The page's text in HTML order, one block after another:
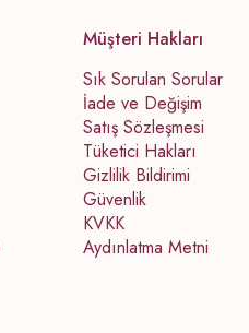
Müşteri Hakları
Sık Sorulan Sorular
İade ve Değişim
Satış Sözleşmesi
Tüketici Hakları
Gizlilik Bildirimi
Güvenlik
KVKK
Aydınlatma Metni